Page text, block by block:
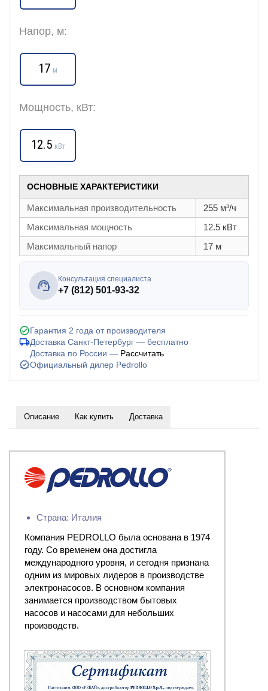
Напор, м:
17 м
Мощность, кВт:
12.5 кВт
ОСНОВНЫЕ ХАРАКТЕРИСТИКИ
Максимальная производительность
255 м³/ч
Максимальная мощность
12.5 кВт
Максимальный напор
17 м
Консультация специалиста
+7 (812) 501-93-32
Гарантия 2 года от производителя
Доставка Санкт-Петербург — бесплатно
Доставка по России — Рассчитать
Официальный дилер Pedrollo
Описание Как купить Доставка
Страна: Италия
Компания PEDROLLO была основана в 1974
году. Со временем она достигла
международного уровня, и сегодня признана
одним из мировых лидеров в производстве
электронасосов. В основном компания
занимается производством бытовых
насосов и насосами для небольших
производств.